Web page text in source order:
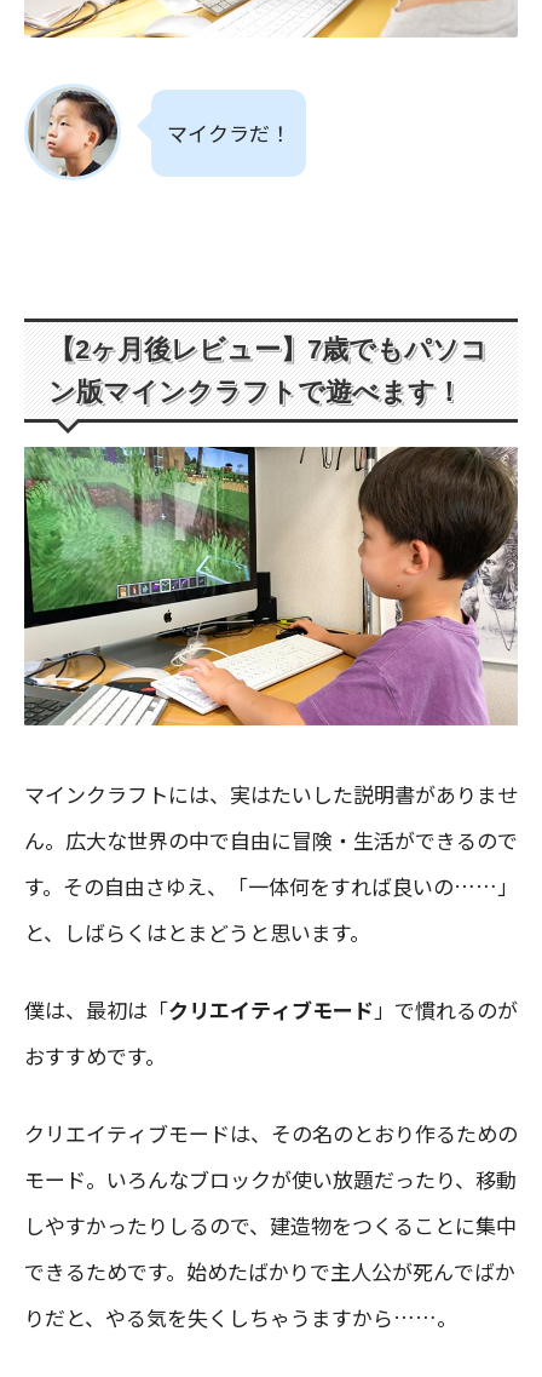
マイクラだ！
【2ヶ月後レビュー】7歳でもパソコ
ン版マインクラフトで遊べます！
マインクラフトには、実はたいした説明書がありませ
ん。広大な世界の中で自由に冒険・生活ができるので
す。その自由さゆえ、「一体何をすれば良いの……」
と、しばらくはとまどうと思います。
僕は、最初は「クリエイティブモード 」で慣れるのが
おすすめです。
クリエイティブモードは、その名のとおり作るための
モード。いろんなブロックが使い放題だったり、移動
しやすかったりしるので、建造物をつくることに集中
できるためです。始めたばかりで主人公が死んでばか
りだと、やる気を失くしちゃうますから……。